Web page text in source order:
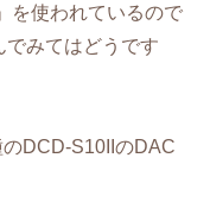
を使われているので
みてはどうです
DCD-S10IIのDAC